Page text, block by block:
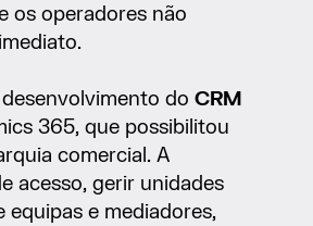
os operadores não
do CRM
365, que possibilitou
comercial. A
acesso, gerir unidades
e mediadores,